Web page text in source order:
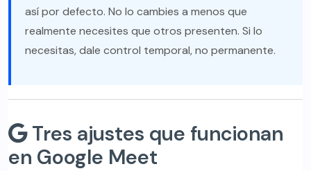
así por defecto. No lo cambies a menos que
realmente necesites que otros presenten. Si lo
necesitas, dale control temporal, no permanente.
Tres ajustes que funcionan
en Google Meet